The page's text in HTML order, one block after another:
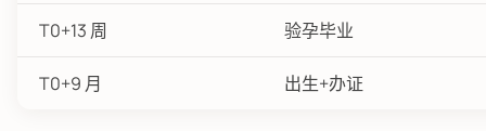
T0+13 周 验孕毕业
T0+9 月 出生+办证